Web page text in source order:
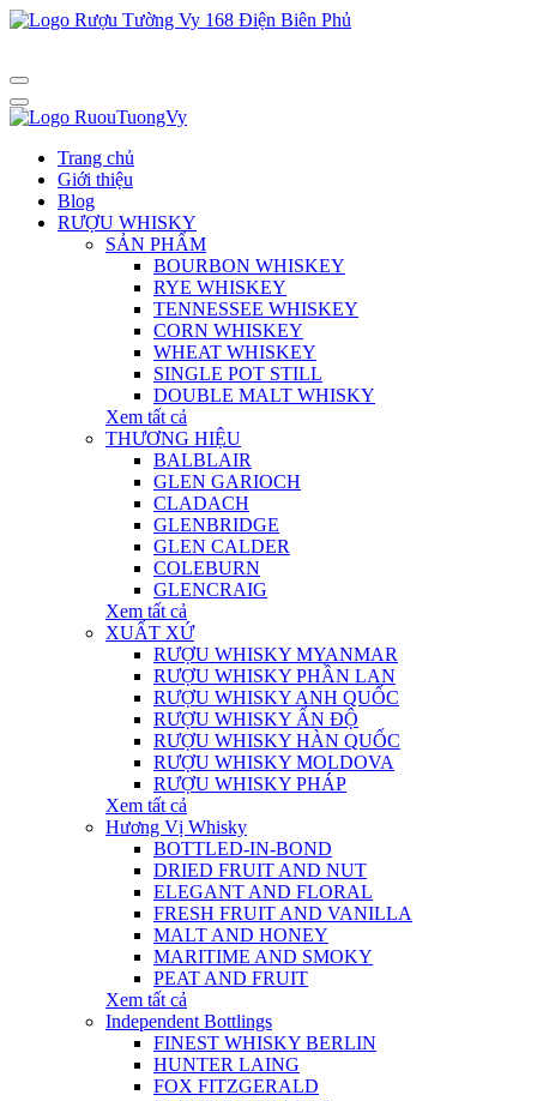
Trang chủ
Giới thiệu
Blog
RƯỢU WHISKY
SẢN PHẨM
BOURBON WHISKEY
RYE WHISKEY
TENNESSEE WHISKEY
CORN WHISKEY
WHEAT WHISKEY
SINGLE POT STILL
DOUBLE MALT WHISKY
Xem tất cả
THƯƠNG HIỆU
BALBLAIR
GLEN GARIOCH
CLADACH
GLENBRIDGE
GLEN CALDER
COLEBURN
GLENCRAIG
Xem tất cả
XUẤT XỨ
RƯỢU WHISKY MYANMAR
RƯỢU WHISKY PHẦN LAN
RƯỢU WHISKY ANH QUỐC
RƯỢU WHISKY ẤN ĐỘ
RƯỢU WHISKY HÀN QUỐC
RƯỢU WHISKY MOLDOVA
RƯỢU WHISKY PHÁP
Xem tất cả
Hương Vị Whisky
BOTTLED-IN-BOND
DRIED FRUIT AND NUT
ELEGANT AND FLORAL
FRESH FRUIT AND VANILLA
MALT AND HONEY
MARITIME AND SMOKY
PEAT AND FRUIT
Xem tất cả
Independent Bottlings
FINEST WHISKY BERLIN
HUNTER LAING
FOX FITZGERALD